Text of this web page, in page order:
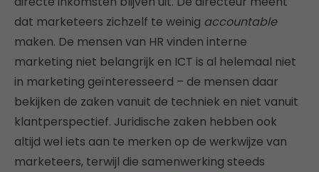
dat marketeers zichzelf te weinig accountable
maken. De mensen van HR vinden interne
marketing niet belangrijk en ICT is al helemaal niet
in marketing geïnteresseerd – de mensen daar
bekijken de zaken vanuit de techniek en niet vanuit
klantperspectief. Juridische zaken hebben ook
altijd wel iets aan te merken op de werkwijze van
marketeers, terwijl die samenwerking steeds